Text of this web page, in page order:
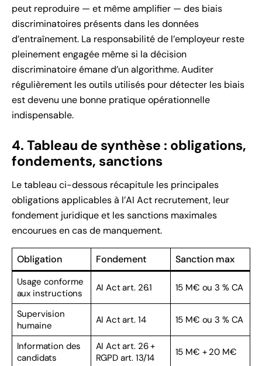
peut reproduire — et même amplifier — des biais
discriminatoires présents dans les données
d’entraînement. La responsabilité de l’employeur reste
pleinement engagée même si la décision
discriminatoire émane d’un algorithme. Auditer
régulièrement les outils utilisés pour détecter les biais
est devenu une bonne pratique opérationnelle
indispensable.
4. Tableau de synthèse : obligations,
fondements, sanctions
Le tableau ci-dessous récapitule les principales
obligations applicables à l’AI Act recrutement, leur
fondement juridique et les sanctions maximales
encourues en cas de manquement.
Obligation Fondement Sanction max
Usage conforme
aux instructions
AI Act art. 26.1 15 M€ ou 3 % CA
Supervision
humaine
AI Act art. 14 15 M€ ou 3 % CA
Information des
candidats
AI Act art. 26 +
RGPD art. 13/14
15 M€ + 20 M€